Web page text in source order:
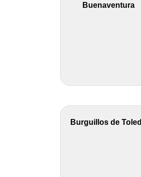
Buenaventura
Burguillos de